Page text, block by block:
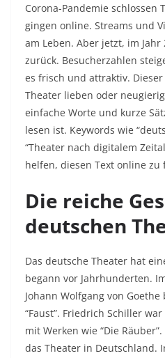
Corona-Pandemie schlossen
gingen online. Streams und
am Leben. Aber jetzt, im
zurück. Besucherzahlen
es frisch und attraktiv.
Theater lieben oder
einfache Worte und kurze
lesen ist. Keywords wie
“Theater nach digitalem
helfen, diesen Text online zu
Die reiche
deutschen
Das deutsche Theater hat
begann vor Jahrhunderten.
Johann Wolfgang von
“Faust”. Friedrich Schiller
mit Werken wie “Die
das Theater in Deutschland.